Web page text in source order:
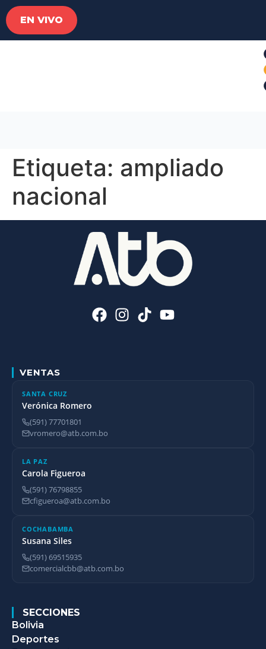
EN VIVO
Etiqueta: ampliado
nacional
VENTAS
SANTA CRUZ
Verónica Romero
(591) 77701801
vromero@atb.com.bo
LA PAZ
Carola Figueroa
(591) 76798855
cfigueroa@atb.com.bo
COCHABAMBA
Susana Siles
(591) 69515935
comercialcbb@atb.com.bo
SECCIONES
Bolivia
Deportes